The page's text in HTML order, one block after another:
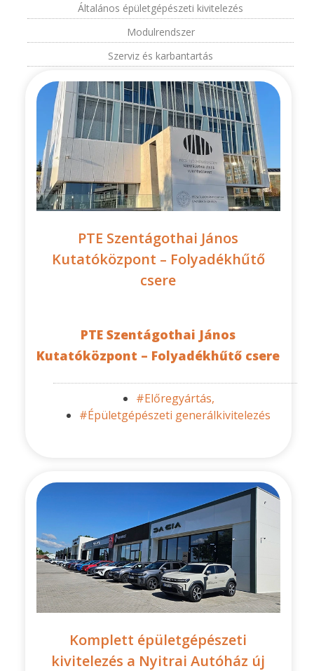
Általános épületgépészeti kivitelezés
Modulrendszer
Szerviz és karbantartás
PTE Szentágothai János
Kutatóközpont – Folyadékhűtő
csere
PTE Szentágothai János
Kutatóközpont – Folyadékhűtő csere
#Előregyártás,
#Épületgépészeti generálkivitelezés
Komplett épületgépészeti
kivitelezés a Nyitrai Autóház új